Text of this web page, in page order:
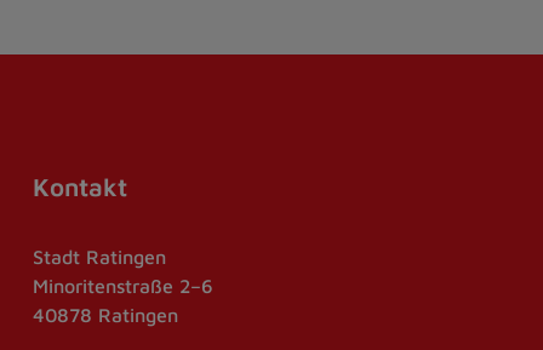
Kontakt
Stadt Ratingen
Minoritenstraße 2–6
40878 Ratingen